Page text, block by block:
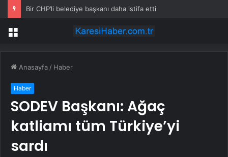
Bir CHP’li belediye başkanı daha istifa etti
Menü
Anasayfa / Haber
Haber
SODEV Başkanı: Ağaç
katliamı tüm Türkiye’yi
sardı